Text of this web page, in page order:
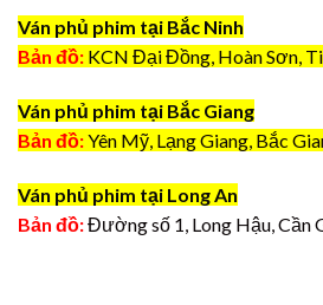
Ván phủ phim tại Bắc Ninh
Bản đồ: KCN Đại Đồng, Hoàn Sơn,
Ván phủ phim tại Bắc Giang
Bản đồ:Yên Mỹ, Lạng Giang, Bắc
Ván phủ phim tại Long An
Bản đồ:Đường số 1, Long Hậu, Cần